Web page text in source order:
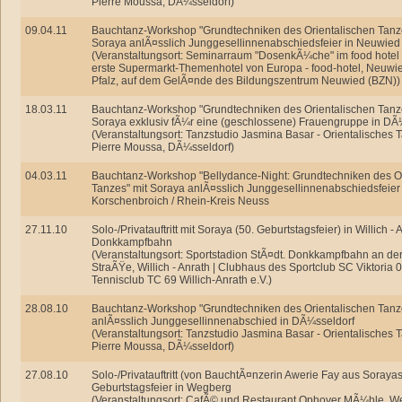
09.04.11
Bauchtanz-Workshop "Grundtechniken des Orientalischen
Soraya anlÃ¤sslich Junggesellinnenabschiedsfeier in Neuwied
(Veranstaltungsort: Seminarraum "DosenkÃ¼che" im food
erste Supermarkt-Themenhotel von Europa - food-hotel,
Pfalz, auf dem GelÃ¤nde des Bildungszentrum Neuwied (BZN))
18.03.11
Bauchtanz-Workshop "Grundtechniken des Orientalischen
Soraya exklusiv fÃ¼r eine (geschlossene) Frauengruppe in
(Veranstaltungsort: Tanzstudio Jasmina Basar - Orientalisches
Pierre Moussa, DÃ¼sseldorf)
04.03.11
Bauchtanz-Workshop "Bellydance-Night: Grundtechniken des
Tanzes" mit Soraya anlÃ¤sslich
Korschenbroich / Rhein-Kreis Neuss
27.11.10
Solo-/Privatauftritt mit Soraya (50. Geburtstagsfeier) in Willich -
Donkkampfbahn
(Veranstaltungsort: Sportstadion StÃ¤dt. Donkkampfbahn an
StraÃŸe, Willich - Anrath | Clubhaus des Sportclub SC Viktoria
Tennisclub TC 69 Willich-Anrath e.V.)
28.08.10
Bauchtanz-Workshop "Grundtechniken des Orientalischen
anlÃ¤sslich Junggesellinnenabschied in DÃ¼sseldorf
(Veranstaltungsort: Tanzstudio Jasmina Basar - Orientalisches
Pierre Moussa, DÃ¼sseldorf)
27.08.10
Solo-/Privatauftritt (von BauchtÃ¤nzerin Awerie Fay aus
Geburtstagsfeier in Wegberg